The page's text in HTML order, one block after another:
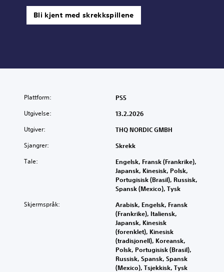
Bli kjent med skrekkspillene
Plattform: PS5
Utgivelse: 13.2.2026
Utgiver: THQ NORDIC GMBH
Sjangrer: Skrekk
Tale:
Engelsk, Fransk (Frankrike),
Japansk, Kinesisk, Polsk,
Portugisisk (Brasil), Russisk,
Spansk (Mexico), Tysk
Skjermspråk:
Arabisk, Engelsk, Fransk
(Frankrike), Italiensk,
Japansk, Kinesisk
(forenklet), Kinesisk
(tradisjonell), Koreansk,
Polsk, Portugisisk (Brasil),
Russisk, Spansk, Spansk
(Mexico), Tsjekkisk, Tysk